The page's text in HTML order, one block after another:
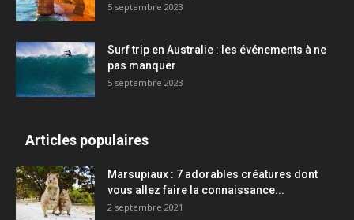
5 septembre 2023
Surf trip en Australie : les événements à ne
pas manquer
5 septembre 2023
Articles populaires
Marsupiaux : 7 adorables créatures dont
vous allez faire la connaissance...
2 septembre 2021